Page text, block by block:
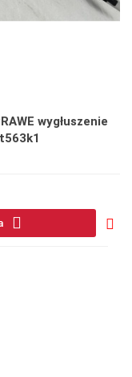
wygłuszenie